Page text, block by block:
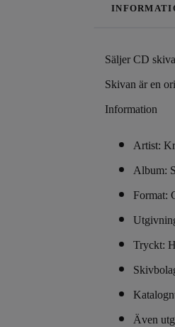
Säljer CD
Skivan är en
Information
Artist:
Album:
Format:
Tryckt:
Även